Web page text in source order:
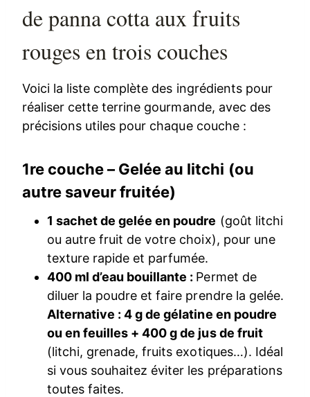
de panna cotta aux fruits
rouges en trois couches
Voici la liste complète des ingrédients pour
réaliser cette terrine gourmande, avec des
précisions utiles pour chaque couche :
1re couche – Gelée au litchi (ou
autre saveur fruitée)
1 sachet de gelée en poudre (goût litchi
ou autre fruit de votre choix), pour une
texture rapide et parfumée.
400 ml d’eau bouillante : Permet de
diluer la poudre et faire prendre la gelée.
Alternative : 4 g de gélatine en poudre
ou en feuilles + 400 g de jus de fruit
(litchi, grenade, fruits exotiques…). Idéal
si vous souhaitez éviter les préparations
toutes faites.